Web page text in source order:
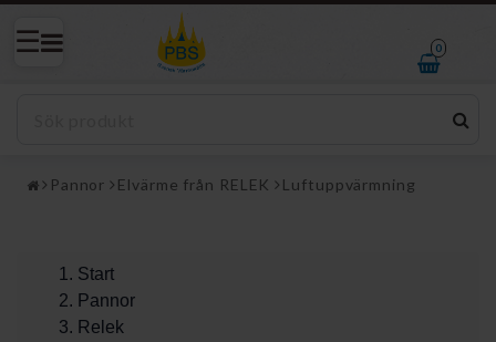
0
Pannor Elvärme från RELEK Luftuppvärmning
Start
Pannor
Relek